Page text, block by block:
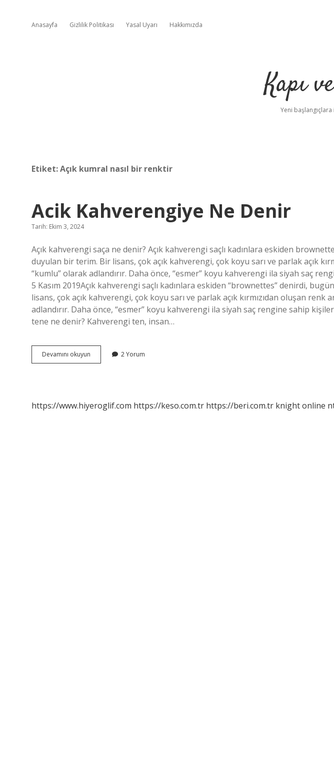
Anasayfa Gizlilik Politikası Yasal Uyarı Hakkımızda
Kapı
Yeni
Etiket:Açık kumral nasıl bir renktir
Acik Kahverengiye Ne Denir
Tarih: Ekim 3, 2024
Açık kahverengi saça ne denir? Açık kahverengi saçlı kadınlara eskiden
duyulan bir terim. Bir lisans, çok açık kahverengi, çok koyu sarı ve parlak açık
“kumlu” olarak adlandırır. Daha önce, “esmer” koyu kahverengi ila siyah saç
5 Kasım 2019Açık kahverengi saçlı kadınlara eskiden “brownettes” denirdi,
lisans, çok açık kahverengi, çok koyu sarı ve parlak açık kırmızıdan oluşan renk
adlandırır. Daha önce, “esmer” koyu kahverengi ila siyah saç rengine sahip
tene ne denir? Kahverengi ten, insan…
Devamını okuyun
Kahverengiye
2 Yorum
https://www.hiyeroglif.com https://keso.com.tr https://beri.com.tr knight online